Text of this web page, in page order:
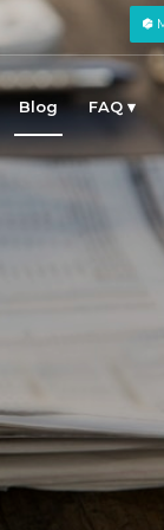
Blog FAQ